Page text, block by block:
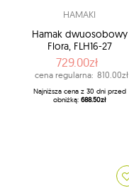
HAMAKI
Hamak dwuosobowy
Flora, FLH16-27
729.00zł
cena regularna: 810.00zł
Najniższa cena z 30 dni przed
obniżką: 688.50zł